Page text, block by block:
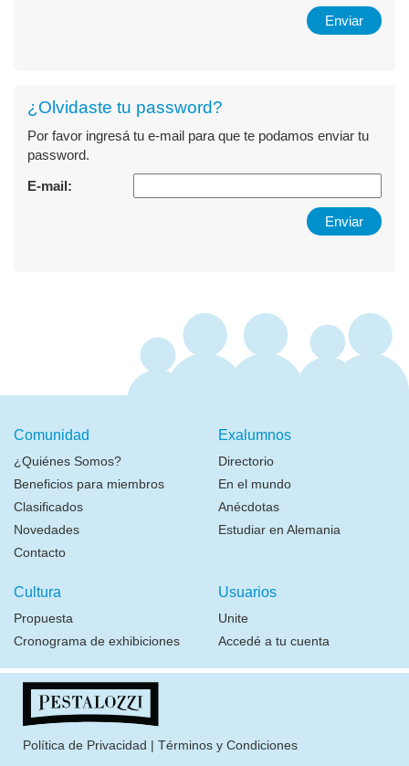
¿Olvidaste tu password?
Por favor ingresá tu e-mail para que te podamos enviar tu
password.
E-mail:
Comunidad
¿Quiénes Somos?
Beneficios para miembros
Clasificados
Novedades
Contacto
Exalumnos
Directorio
En el mundo
Anécdotas
Estudiar en Alemania
Cultura
Propuesta
Cronograma de exhibiciones
Usuarios
Unite
Accedé a tu cuenta
Política de Privacidad | Términos y Condiciones